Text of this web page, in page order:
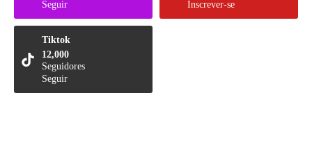
Seguir
Inscrever-se
Tiktok
12,000
Seguidores
Seguir